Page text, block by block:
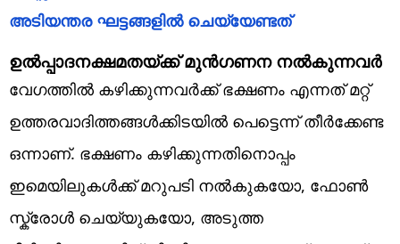
അടിയന്തര ഘട്ടങ്ങളിൽ ചെയ്യേണ്ടത്
ഉൽപ്പാദനക്ഷമതയ്ക്ക് മുൻഗണന നൽകുന്നവർ
വേഗത്തിൽ കഴിക്കുന്നവർക്ക് ഭക്ഷണം എന്നത് മറ്റ്
ഉത്തരവാദിത്തങ്ങൾക്കിടയിൽ പെട്ടെന്ന് തീർക്കേണ്ട
ഒന്നാണ്. ഭക്ഷണം കഴിക്കുന്നതിനൊപ്പം
ഇമെയിലുകൾക്ക് മറുപടി നൽകുകയോ, ഫോൺ
സ്ക്രോൾ ചെയ്യുകയോ, അടുത്ത